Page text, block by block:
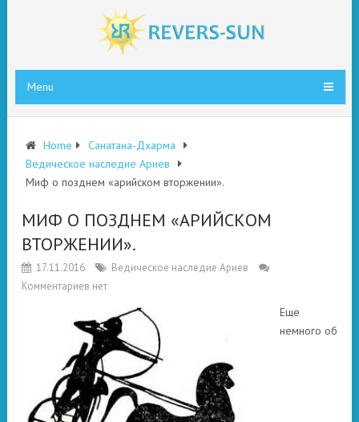
Menu
Home
Санатана-Дхарма
Ведическое наследие Ариев
Миф о позднем «арийском вторжении».
МИФ О ПОЗДНЕМ «АРИЙСКОМ
ВТОРЖЕНИИ».
17.11.2016
Ведическое наследие Ариев
Комментариев нет
Еще
немного об